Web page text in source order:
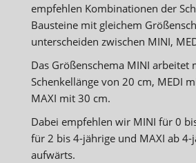
empfehlen Kombinationen der
Bausteine mit gleichem
unterscheiden zwischen MINI,
Das Größenschema MINI arbeitet
Schenkellänge von 20 cm, MEDI
MAXI mit 30 cm.
Dabei empfehlen wir MINI für 0
für 2 bis 4-jährige und MAXI ab 4-
aufwärts.